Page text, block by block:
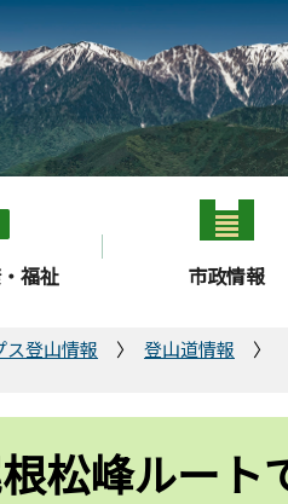
福祉 市政情報
ス登山情報
登山道情報
松峰ルート